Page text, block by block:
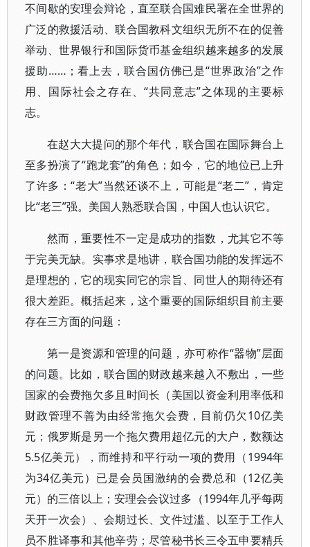
不间歇的安理会辩论，直至联合国难民署在全世界的
广泛的救援活动、联合国教科文组织无所不在的促善
举动、世界银行和国际货币基金组织越来越多的发展
援助……；看上去，联合国仿佛已是“世界政治”之作
用、国际社会之存在、“共同意志”之体现的主要标
志。
在赵大大提问的那个年代，联合国在国际舞台上
至多扮演了“跑龙套”的角色；如今，它的地位已上升
了许多：“老大”当然还谈不上，可能是“老二”，肯定
比“老三”强。美国人熟悉联合国，中国人也认识它。
然而，重要性不一定是成功的指数，尤其它不等
于完美无缺。实事求是地讲，联合国功能的发挥远不
是理想的，它的现实同它的宗旨、同世人的期待还有
很大差距。概括起来，这个重要的国际组织目前主要
存在三方面的问题：
第一是资源和管理的问题，亦可称作“器物”层面
的问题。比如，联合国的财政越来越入不敷出，一些
国家的会费拖欠多且时间长（美国以资金利用率低和
财政管理不善为由经常拖欠会费，目前仍欠10亿美
元；俄罗斯是另一个拖欠费用超亿元的大户，数额达
5.5亿美元），而维持和平行动一项的费用（1994年
为34亿美元）已是会员国激纳的会费总和（12亿美
元）的三倍以上；安理会会议过多（1994年几乎每两
天开一次会）、会期过长、文件过滥、以至于工作人
员不胜译事和其他辛劳；尽管秘书长三令五申要精兵